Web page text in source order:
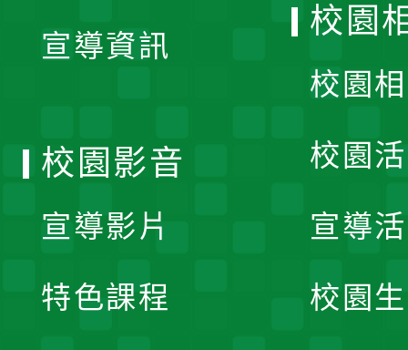
宣導資訊
校園
校園
校園
宣導
校園
校園影音
宣導影片
特色課程